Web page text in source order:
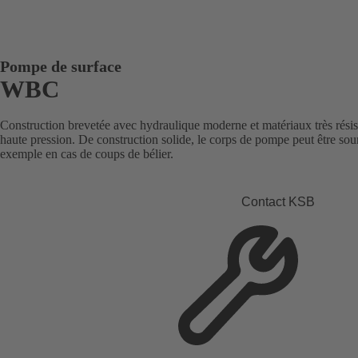
Pompe de surface
WBC
Construction brevetée avec hydraulique moderne et matériaux très
haute pression. De construction solide, le corps de pompe peut être
exemple en cas de coups de bélier.
Contact KSB